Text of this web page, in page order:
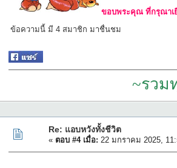
ขอบพระคุณ ที่กรุณาเ
ข้อความนี้ มี 4 สมาชิก มาชื่นชม
~รวม
Re: แอบหวังทั้งชีวิต
« ตอบ #4 เมื่อ: 22 มกราคม 2025,